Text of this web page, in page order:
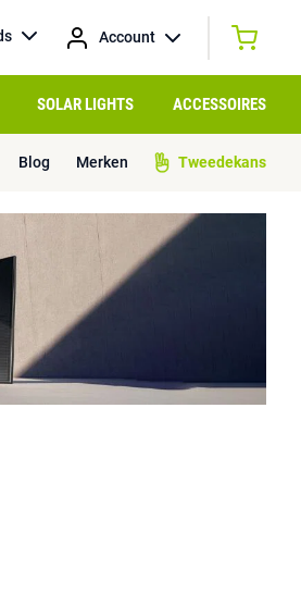
Account
SOLAR LIGHTS ACCESSOIRES
Blog Merken Tweedekans